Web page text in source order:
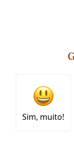
Sim, muito!